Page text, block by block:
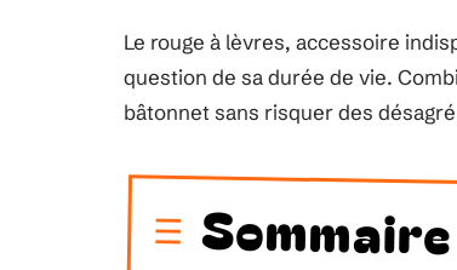
Le rouge à lèvres, accessoire
question de sa durée de vie.
bâtonnet sans risquer des
Sommaire